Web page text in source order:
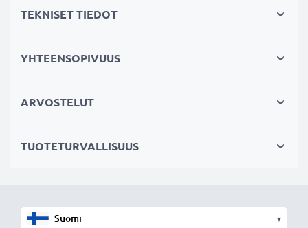
✔Säännöllinen ja kattava testaus
- jokainen kenno
✔100% yhteensopiva
- korvaa alkuperäisen tabletin
lopusta kaikki tarvikeakun korvaamat alkuperäiset
Jännite: 3.7V
TEKNISET TIEDOT
YHTEENSOPIVUUS
ARVOSTELUT
TUOTETURVALLISUUS
▾